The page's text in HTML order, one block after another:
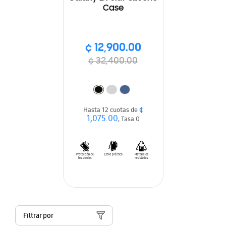
Case
¢ 12,900.00
¢ 32,400.00
Hasta 12 cuotas de¢
1,075.00, Tasa 0
Filtrar por